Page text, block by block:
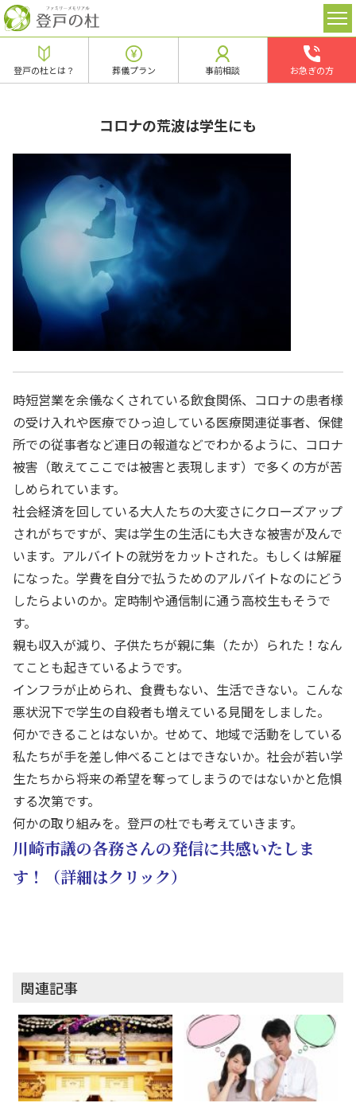
登戸の杜とは？ 葬儀プラン 事前相談 お急ぎの方
コロナの荒波は学生にも
時短営業を余儀なくされている飲食関係、コロナの患者様
の受け入れや医療でひっ迫している医療関連従事者、保健
所での従事者など連日の報道などでわかるように、コロナ
被害（敢えてここでは被害と表現します）で多くの方が苦
しめられています。
社会経済を回している大人たちの大変さにクローズアップ
されがちですが、実は学生の生活にも大きな被害が及んで
います。アルバイトの就労をカットされた。もしくは解雇
になった。学費を自分で払うためのアルバイトなのにどう
したらよいのか。定時制や通信制に通う高校生もそうで
す。
親も収入が減り、子供たちが親に集（たか）られた！なん
てことも起きているようです。
インフラが止められ、食費もない、生活できない。こんな
悪状況下で学生の自殺者も増えている見聞をしました。
何かできることはないか。せめて、地域で活動をしている
私たちが手を差し伸べることはできないか。社会が若い学
生たちから将来の希望を奪ってしまうのではないかと危惧
する次第です。
何かの取り組みを。登戸の杜でも考えていきます。
川崎市議の各務さんの発信に共感いたしま
す！（詳細はクリック）
関連記事